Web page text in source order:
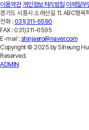
이용약관 개인정보처리방침 이메일무
경기도 시흥시 소래산길 11. ABC행복
전화 :031)311-6590
FAX : 031)311-6595
E-mail :shinjaero@naver.com
Copyright © 2025 by Siheung
Reserved.
ADMIN